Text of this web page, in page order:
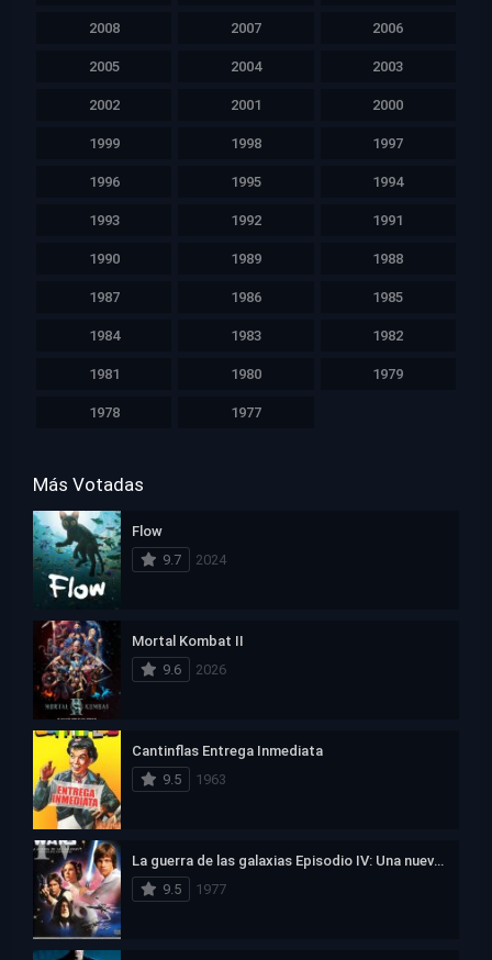
2008 2007 2006
2005 2004 2003
2002 2001 2000
1999 1998 1997
1996 1995 1994
1993 1992 1991
1990 1989 1988
1987 1986 1985
1984 1983 1982
1981 1980 1979
1978 1977
Más Votadas
Flow
9.7
2024
Mortal Kombat II
9.6
2026
Cantinflas Entrega Inmediata
9.5
1963
La guerra de las galaxias Episodio IV: Una nueva esperanza
9.5
1977